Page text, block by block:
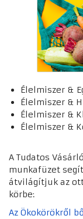
A Tudatos
munkafüzet
átvilágítjuk az
körbe:
Élelmiszer &
Élelmiszer &
Élelmiszer &
Élelmiszer &
Az Ökokörökről